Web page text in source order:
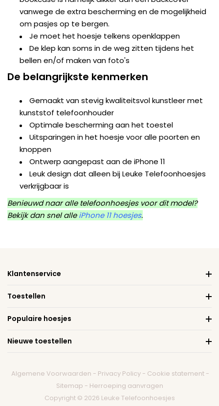
vanwege de extra bescherming en de mogelijkheid
om pasjes op te bergen.
Je moet het hoesje telkens openklappen
De klep kan soms in de weg zitten tijdens het
bellen en/of maken van foto's
De belangrijkste kenmerken
Gemaakt van stevig kwaliteitsvol kunstleer met
kunststof telefoonhouder
Optimale bescherming aan het toestel
Uitsparingen in het hoesje voor alle poorten en
knoppen
Ontwerp aangepast aan de iPhone 11
Leuk design dat alleen bij Leuke Telefoonhoesjes
verkrijgbaar is
Benieuwd naar alle telefoonhoesjes voor dit model?
Bekijk dan snel alleiPhone 11 hoesjes.
Klantenservice
Toestellen
Populaire hoesjes
Nieuwe toestellen
Algemene Voorwaarden - Privacy Policy - Cookie statement -
Sitemap - Herroeping aanvragen
Copyright © 2026 Leuke Telefoonhoesjes